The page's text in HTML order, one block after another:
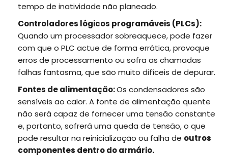
tempo de inatividade não planeado.
Controladores lógicos programáveis (PLCs):
Quando um processador sobreaquece, pode fazer
com que o PLC actue de forma errática, provoque
erros de processamento ou sofra as chamadas
falhas fantasma, que são muito difíceis de depurar.
Fontes de alimentação:Os condensadores são
sensíveis ao calor. A fonte de alimentação quente
não será capaz de fornecer uma tensão constante
e, portanto, sofrerá uma queda de tensão, o que
pode resultar na reinicialização ou falha de outros
componentes dentro do armário.